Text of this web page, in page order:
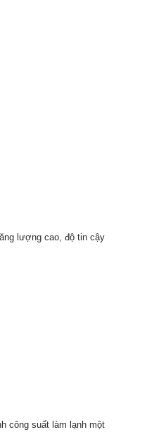
lượng cao, độ tin cậy
công suất làm lạnh một